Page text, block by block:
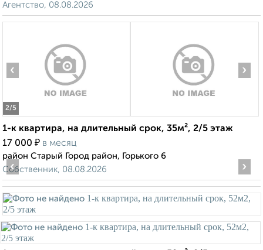
Агентство, 08.08.2026
2/5
‹ ›
1-к квартира, на длительный срок, 35м², 2/5 этаж
17 000 ₽ в месяц
район Старый Город район, Горького 6
Собственник, 08.08.2026
‹ ›